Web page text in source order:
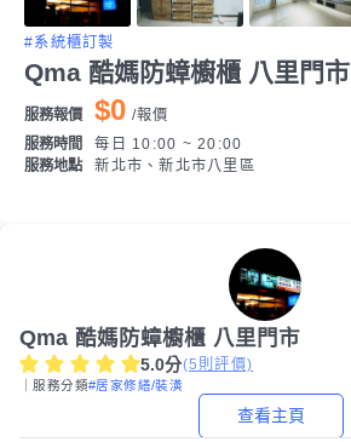
#系統櫃訂製
Qma 酷媽防蟑櫥櫃 八里門市
服務報價 $0 /報價
服務時間
每日 10:00 ~ 20:00
服務地點
新北市、新北市八里區
Qma 酷媽防蟑櫥櫃 八里門市
5.0分(5 則評價)
｜服務分類#居家修繕/裝潢
查看主頁